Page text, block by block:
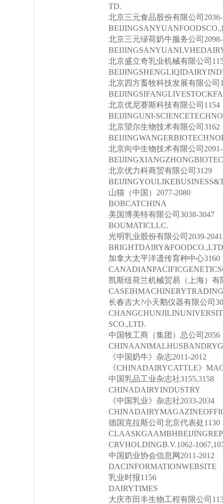
TD.
北京三元食品股份有限公司2036-
北京三元绿荷奶牛服务公司2098-
北京盛立奇乳业机械有限公司
北京四方畜牧科技发展有限公司
北京优尼赛斯科技有限公司1154
BEIJINGUNI-
北京望尔生物技术有限公司3162
北京向中生物技术有限公司2091-
北京优力科商贸有限公司3129
山猫（中国）2077-2080
BOBCATCHINA
美国博美特有限公司3038-3047
BOUMATICLLC.
光明乳业股份有限公司2039-
加拿大太平洋遗传育种中心3160
凯斯纽荷兰机械贸易（上海）有
长春吉大?小天鹅仪器有限公司
SCO.,LTD.
中国牧工商（集团）总公司2056
《中国奶牛》杂志2011-2012
《CHINADAIRYCATTLE》
中国乳品工业杂志社3155,3158
CHINADAIRYINDUSTRY
《中国乳业》杂志社2033-2034
德国克拉斯公司北京代表处1130
CRVHOLDINGB.V.1062-
中国奶业协会信息网2011-2012
DACINFORMATIONWEBSITE
乳业时报1156
DAIRYTIMES
大庆市田丰生物工程有限公司